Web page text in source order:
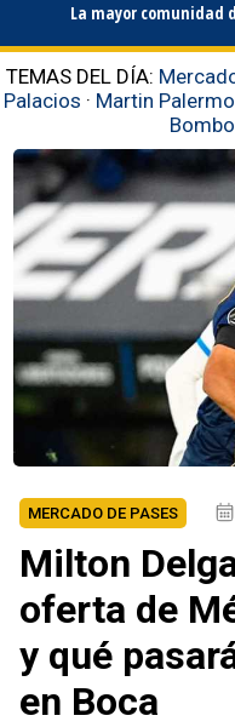
La mayor comunidad
TEMAS DEL DÍA:
Palacios · Martin Palermo
MERCADO DE PASES
Milton
oferta de
y qué
en Boca